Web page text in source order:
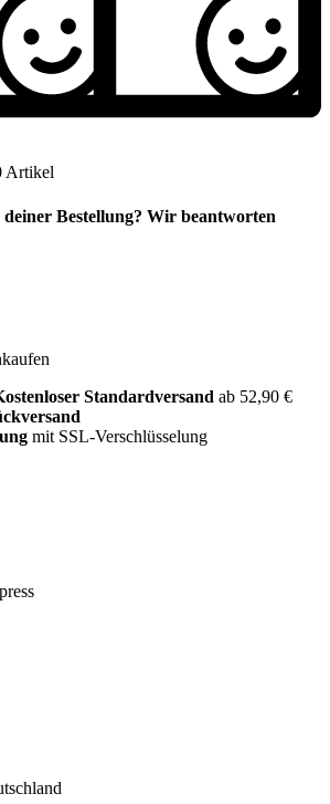
Artikel
Bestellung? Wir beantworten
Standardversand ab 52,90 €
mit SSL-Verschlüsselung